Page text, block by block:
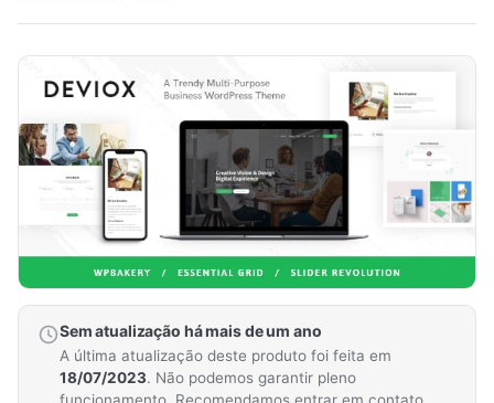
Sem atualização há mais de um ano
A última atualização deste produto foi feita em
18/07/2023. Não podemos garantir pleno